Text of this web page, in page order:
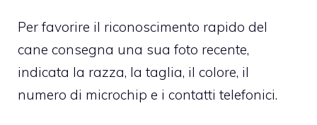
Per favorire il riconoscimento rapido del
cane consegna una sua foto recente,
indicata la razza, la taglia, il colore, il
numero di microchip e i contatti telefonici.